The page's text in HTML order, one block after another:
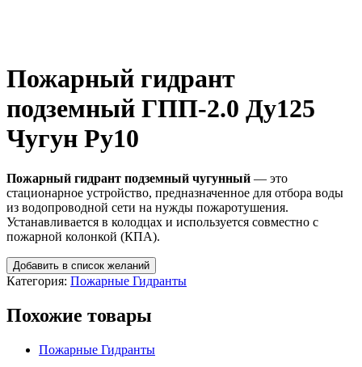
Пожарный гидрант
подземный ГПП-2.0 Ду125
Чугун Ру10
Пожарный гидрант подземный чугунный — это
стационарное устройство, предназначенное для отбора воды
из водопроводной сети на нужды пожаротушения.
Устанавливается в колодцах и используется совместно с
пожарной колонкой (КПА).
Добавить в список желаний
Категория: Пожарные Гидранты
Похожие товары
Пожарные Гидранты